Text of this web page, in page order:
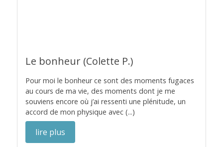
Le bonheur (Colette P.)
Pour moi le bonheur ce sont des moments fugaces
au cours de ma vie, des moments dont je me
souviens encore où j’ai ressenti une plénitude, un
accord de mon physique avec (...)
lire plus